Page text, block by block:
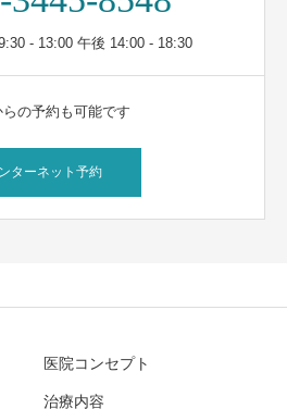
- 13:00 午後 14:00 - 18:30
の予約も可能です
ターネット予約
医院コンセプト
治療内容